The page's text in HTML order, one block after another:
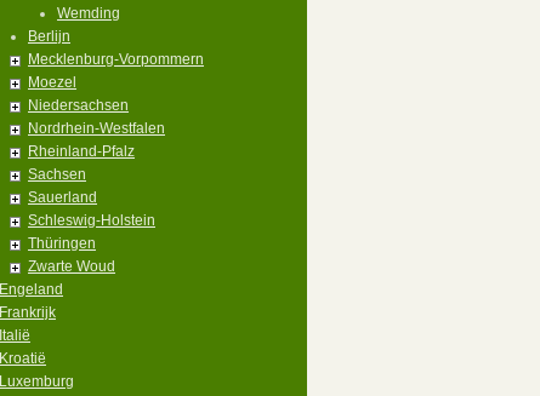
Wemding
Berlijn
Mecklenburg-Vorpommern
Moezel
Niedersachsen
Nordrhein-Westfalen
Rheinland-Pfalz
Sachsen
Sauerland
Schleswig-Holstein
Thüringen
Zwarte Woud
Engeland
Frankrijk
Italië
Kroatië
Luxemburg